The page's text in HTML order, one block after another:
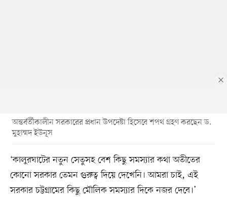
অন্তর্বর্তীকালীন সরকারের প্রধান উপদেষ্টা হিসেবে শপথ গ্রহণ করছেন ড.
মুহাম্মদ ইউনূস
‘কালুরঘাটের নতুন সেতুসহ বেশ কিছু সমস্যার কথা অতীতের
কোনো সরকার তেমন গুরুত্ব দিয়ে দেখেনি। আমরা চাই, এই
সরকার চট্টগ্রামের কিছু মৌলিক সমস্যার দিকে নজর দেবে।’